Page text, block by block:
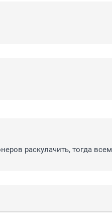
раскулачить, тогда